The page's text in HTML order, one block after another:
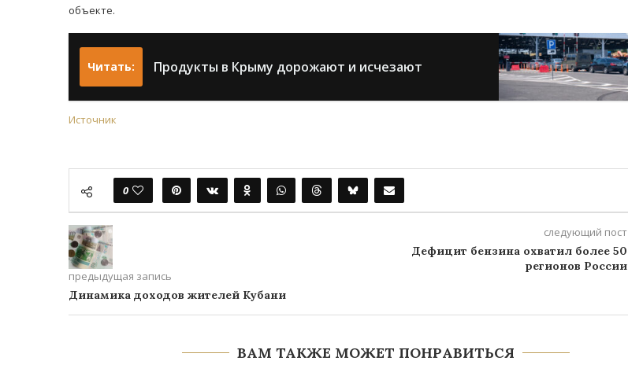
объекте.
Читать: Продукты в Крыму дорожают и исчезают
Источник
0
предыдущая запись
Динамика доходов жителей Кубани
следующий пост
Дефицит бензина охватил более 50
регионов России
ВАМ ТАКЖЕ МОЖЕТ ПОНРАВИТЬСЯ